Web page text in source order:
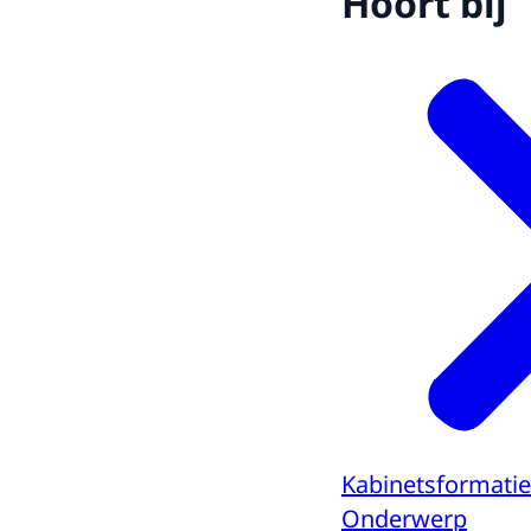
Onderwerp